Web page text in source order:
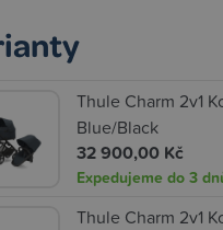
Thule Charm 2v1
Blue/Black
32 900,00 Kč
Expedujeme do 3
Thule Charm 2v1